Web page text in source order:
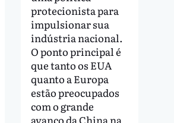
protecionista para
impulsionar sua
indústria nacional.
O ponto principal é
que tanto os EUA
quanto a Europa
estão preocupados
com o grande
avanço da China na